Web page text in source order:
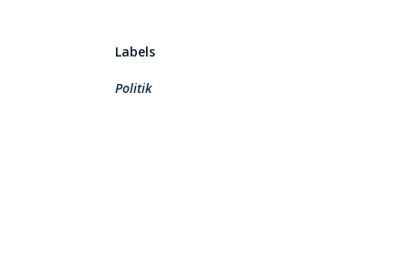
Labels
Politik